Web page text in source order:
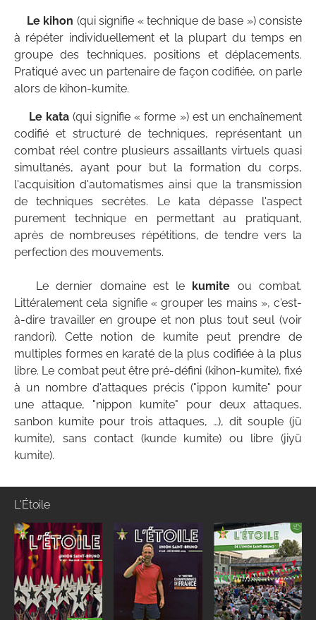
Le kihon (qui signifie « technique de base ») consiste
à répéter individuellement et la plupart du temps en
groupe des techniques, positions et déplacements.
Pratiqué avec un partenaire de façon codifiée, on parle
alors de kihon-kumite.
Le kata(qui signifie « forme ») est un enchaînement
codifié et structuré de techniques, représentant un
combat réel contre plusieurs assaillants virtuels quasi
simultanés, ayant pour but la formation du corps,
l'acquisition d'automatismes ainsi que la transmission
de techniques secrètes. Le kata dépasse l'aspect
purement technique en permettant au pratiquant,
après de nombreuses répétitions, de tendre vers la
perfection des mouvements.
Le dernier domaine est le kumite ou combat.
Littéralement cela signifie « grouper les mains », c'est-
à-dire travailler en groupe et non plus tout seul (voir
randori). Cette notion de kumite peut prendre de
multiples formes en karaté de la plus codifiée à la plus
libre. Le combat peut être pré-défini (kihon-kumite), fixé
à un nombre d'attaques précis ("ippon kumite" pour
une attaque, "nippon kumite" pour deux attaques,
sanbon kumite pour trois attaques, …), dit souple (jū
kumite), sans contact (kunde kumite) ou libre (jiyū
kumite).
L'Étoile